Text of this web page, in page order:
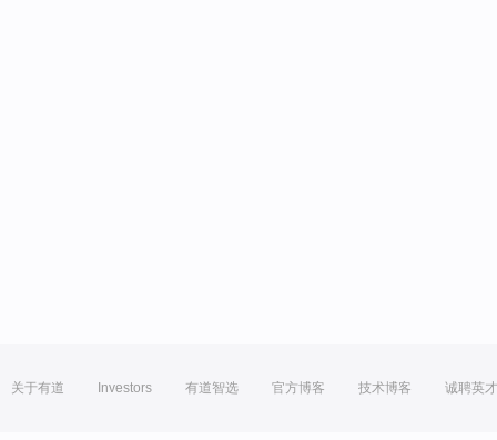
关于有道 Investors 有道智选 官方博客 技术博客 诚聘英才